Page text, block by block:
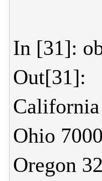
In [31]:
Out[31]:
Ohio
Oregon